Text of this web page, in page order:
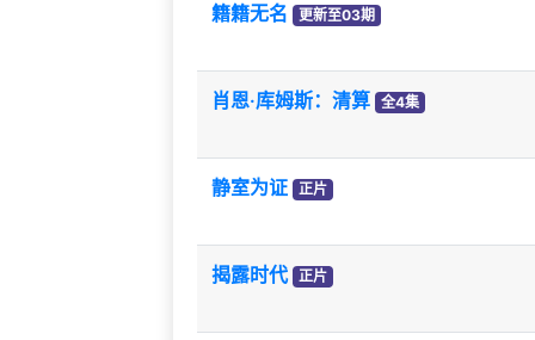
籍籍无名 更新至03期
肖恩·库姆斯：清算 全4集
静室为证 正片
揭露时代 正片